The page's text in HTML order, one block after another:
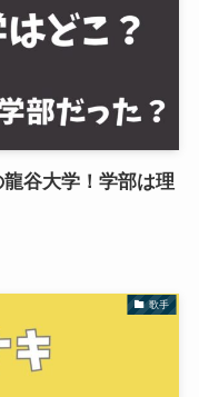
龍谷大学！学部は理
歌手